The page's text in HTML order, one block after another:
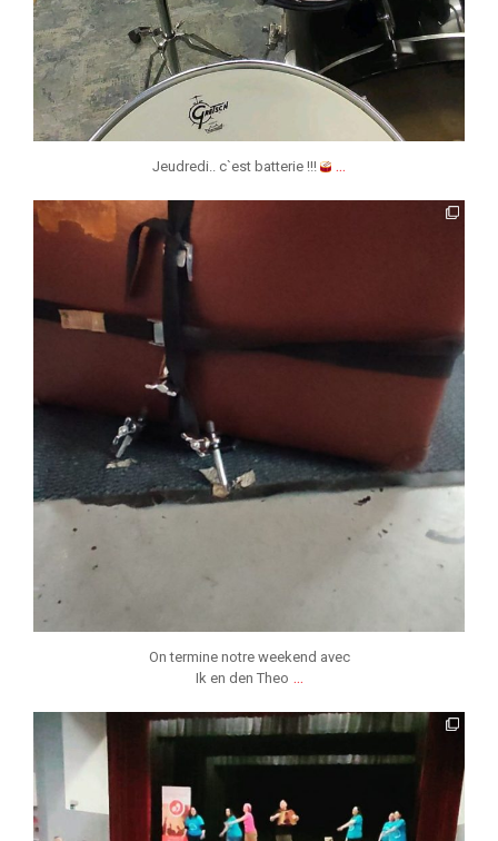
Jeudredi.. c`est batterie !!! ...
On termine notre weekend avec
Ik en den Theo ...
jmmonsborinage